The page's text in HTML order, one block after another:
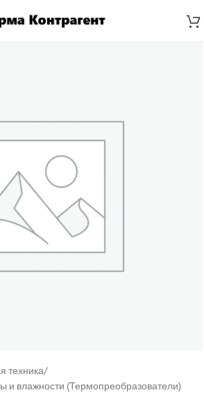
техника/
и влажности (Термопреобразователи)